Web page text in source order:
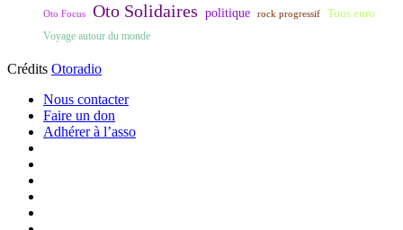
Oto Focus Oto Solidaires politique rock progressif Tous euro
Voyage autour du monde
Crédits Otoradio
Nous contacter
Faire un don
Adhérer à l’asso